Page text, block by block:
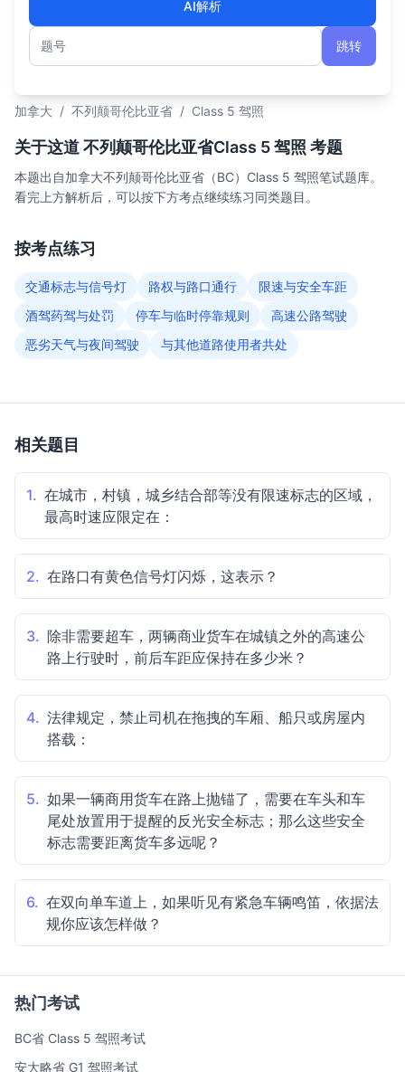
AI解析
题号
跳转
加拿大 / 不列颠哥伦比亚省 / Class 5 驾照
关于这道 不列颠哥伦比亚省Class 5 驾照 考题
本题出自加拿大不列颠哥伦比亚省（BC）Class 5 驾照笔试题库。
看完上方解析后，可以按下方考点继续练习同类题目。
按考点练习
交通标志与信号灯 路权与路口通行
限速与安全车距
酒驾药驾与处罚
停车与临时停靠规则
高速公路驾驶
恶劣天气与夜间驾驶
与其他道路使用者共处
相关题目
1. 在城市，村镇，城乡结合部等没有限速标志的区域，
最高时速应限定在：
2. 在路口有黄色信号灯闪烁，这表示？
3. 除非需要超车，两辆商业货车在城镇之外的高速公
路上行驶时，前后车距应保持在多少米？
4. 法律规定，禁止司机在拖拽的车厢、船只或房屋内
搭载：
5. 如果一辆商用货车在路上抛锚了，需要在车头和车
尾处放置用于提醒的反光安全标志；那么这些安全
标志需要距离货车多远呢？
6. 在双向单车道上，如果听见有紧急车辆鸣笛，依据法
规你应该怎样做？
热门考试
BC省 Class 5 驾照考试
安大略省 G1 驾照考试